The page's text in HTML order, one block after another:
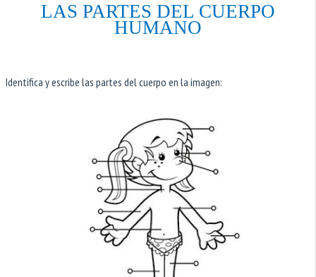
LAS PARTES DEL CUERPO
HUMANO
Identifica y escribe las partes del cuerpo en la imagen: